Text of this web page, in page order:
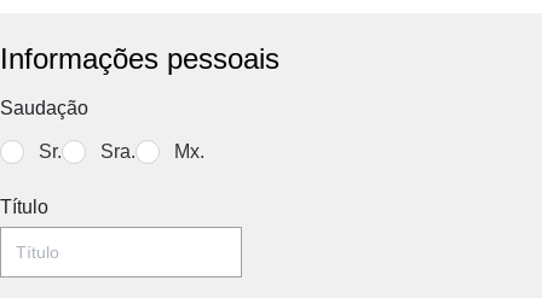
Informações pessoais
Saudação
Sr. Sra. Mx.
Título